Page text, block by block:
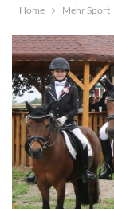
Home
Mehr Sport